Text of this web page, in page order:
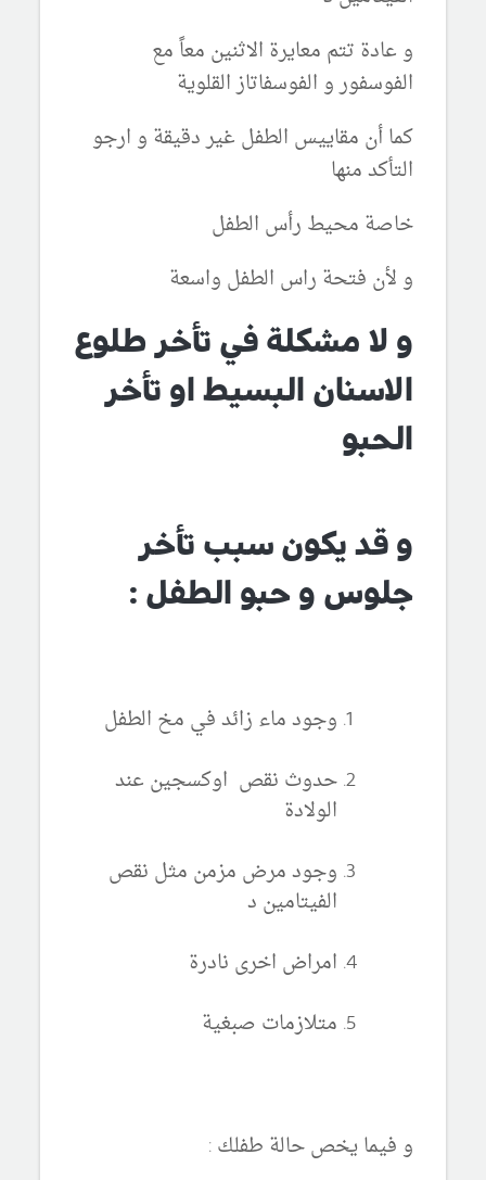
و عادة تتم معايرة الاثنين معاً مع
الفوسفور و الفوسفاتاز القلوية
كما أن مقاييس الطفل غير دقيقة و ارجو
التأكد منها
خاصة محيط رأس الطفل
و لأن فتحة راس الطفل واسعة
و لا مشكلة في تأخر طلوع
الاسنان البسيط او تأخر
الحبو
و قد يكون سبب تأخر
جلوس و حبو الطفل :
وجود ماء زائد في مخ الطفل
حدوث نقص اوكسجين عند
الولادة
وجود مرض مزمن مثل نقص
الفيتامين د
امراض اخرى نادرة
متلازمات صبغية
و فيما يخص حالة طفلك :